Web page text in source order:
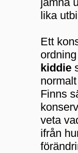
lika
Ett
kiddie
Finns
veta
ifrån